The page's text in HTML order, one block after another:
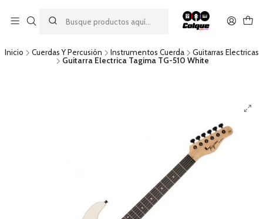
descuento por pago con transferencia bancaria
por una compra mínima de $49.990. Este descuento no es
acumulable a otras promociones ni aplicable a gastos de envío.
Inicio Cuerdas Y Percusión Instrumentos Cuerda
Guitarras Electricas
Guitarra Electrica Tagima TG-510 White